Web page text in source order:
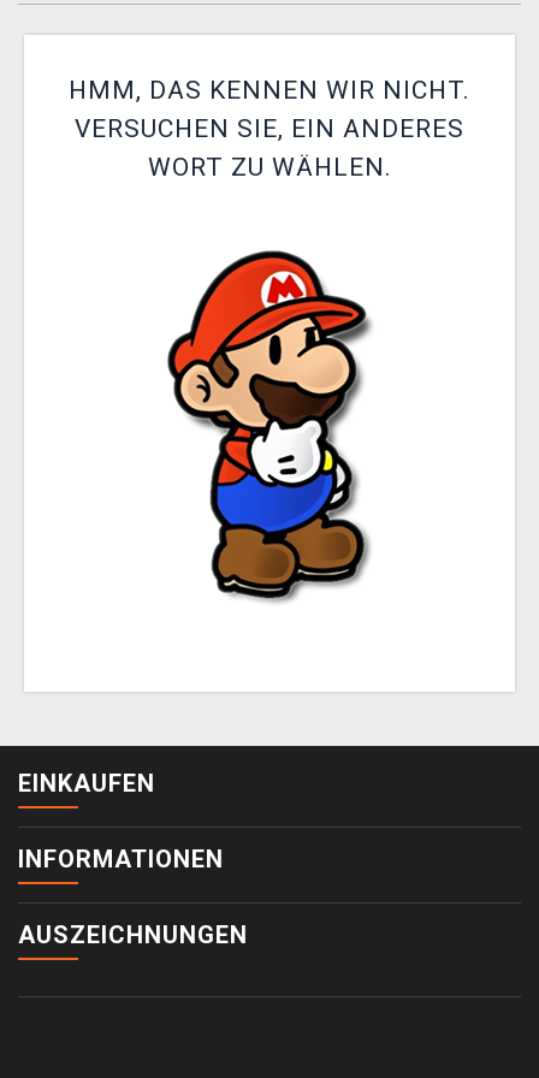
HMM, DAS KENNEN WIR NICHT.
VERSUCHEN SIE, EIN ANDERES
WORT ZU WÄHLEN.
EINKAUFEN
INFORMATIONEN
AUSZEICHNUNGEN